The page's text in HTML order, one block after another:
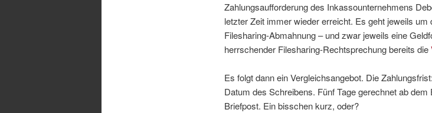
Zahlungsaufforderung des Inkassounternehmens
letzter Zeit immer wieder erreicht. Es geht jeweils um
Filesharing-Abmahnung – und zwar jeweils eine
herrschender Filesharing-Rechtsprechung bereits die
Es folgt dann ein Vergleichsangebot. Die
Datum des Schreibens. Fünf Tage gerechnet ab dem
Briefpost. Ein bisschen kurz, oder?